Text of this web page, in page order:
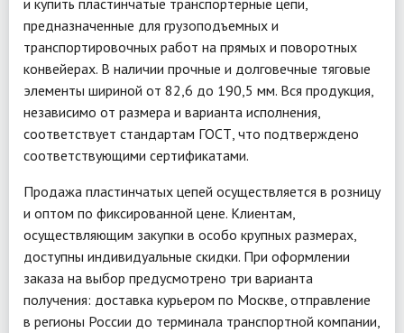
и купить пластинчатые транспортерные цепи,
предназначенные для грузоподъемных и
транспортировочных работ на прямых и поворотных
конвейерах. В наличии прочные и долговечные тяговые
элементы шириной от 82,6 до 190,5 мм. Вся продукция,
независимо от размера и варианта исполнения,
соответствует стандартам ГОСТ, что подтверждено
соответствующими сертификатами.
Продажа пластинчатых цепей осуществляется в розницу
и оптом по фиксированной цене. Клиентам,
осуществляющим закупки в особо крупных размерах,
доступны индивидуальные скидки. При оформлении
заказа на выбор предусмотрено три варианта
получения: доставка курьером по Москве, отправление
в регионы России до терминала транспортной компании,